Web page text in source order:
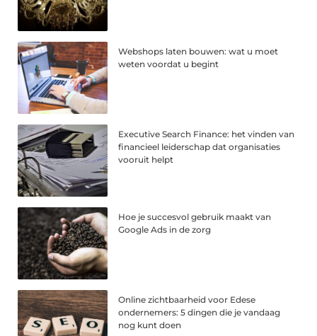
Webshops laten bouwen: wat u moet
weten voordat u begint
Executive Search Finance: het vinden van
financieel leiderschap dat organisaties
vooruit helpt
Hoe je succesvol gebruik maakt van
Google Ads in de zorg
Online zichtbaarheid voor Edese
ondernemers: 5 dingen die je vandaag
nog kunt doen